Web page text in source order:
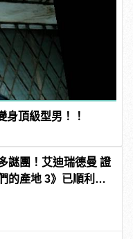
身頂級型男！！
謎團！艾迪瑞德曼 證
的產地 3》已順利開